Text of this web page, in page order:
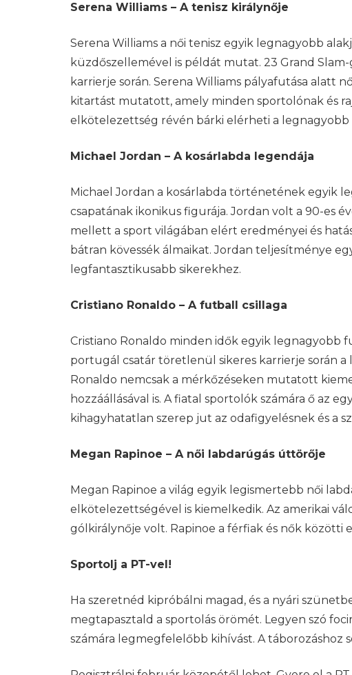
Serena Williams – A tenisz királynője
Serena Williams a női tenisz egyik legnagyobb
küzdőszellemével is példát mutat. 23 Grand
karrierje során. Serena Williams pályafutása alatt
kitartást mutatott, amely minden sportolónak és
elkötelezettség révén bárki elérheti a legnagyobb
Michael Jordan – A kosárlabda legendája
Michael Jordan a kosárlabda történetének egyik
csapatának ikonikus figurája. Jordan volt a 90-es
mellett a sport világában elért eredményei és
bátran kövessék álmaikat. Jordan teljesítménye
legfantasztikusabb sikerekhez.
Cristiano Ronaldo – A futball csillaga
Cristiano Ronaldo minden idők egyik legnagyobb
portugál csatár töretlenül sikeres karrierje során
Ronaldo nemcsak a mérkőzéseken mutatott
hozzáállásával is. A fiatal sportolók számára ő az
kihagyhatatlan szerep jut az odafigyelésnek és a
Megan Rapinoe – A női labdarúgás úttörője
Megan Rapinoe a világ egyik legismertebb női
elkötelezettségével is kiemelkedik. Az amerikai
gólkirálynője volt. Rapinoe a férfiak és nők közötti
Sportolj a PT-vel!
Ha szeretnéd kipróbálni magad, és a nyári
megtapasztald a sportolás örömét. Legyen szó
számára legmegfelelőbb kihívást. A táborozáshoz